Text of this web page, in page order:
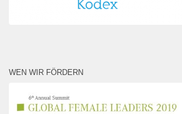
WEN WIR FÖRDERN